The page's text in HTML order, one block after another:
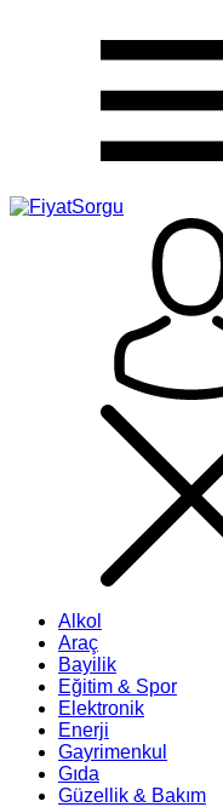
Alkol
Araç
Bayilik
Eğitim & Spor
Elektronik
Enerji
Gayrimenkul
Gıda
Güzellik & Bakım